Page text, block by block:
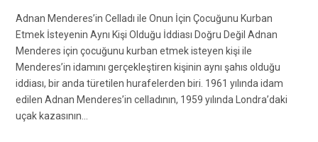
Adnan Menderes’in Celladı ile Onun İçin Çocuğunu Kurban
Etmek İsteyenin Aynı Kişi Olduğu İddiası Doğru Değil Adnan
Menderes için çocuğunu kurban etmek isteyen kişi ile
Menderes’in idamını gerçekleştiren kişinin aynı şahıs olduğu
iddiası, bir anda türetilen hurafelerden biri. 1961 yılında idam
edilen Adnan Menderes’in celladının, 1959 yılında Londra’daki
uçak kazasının…